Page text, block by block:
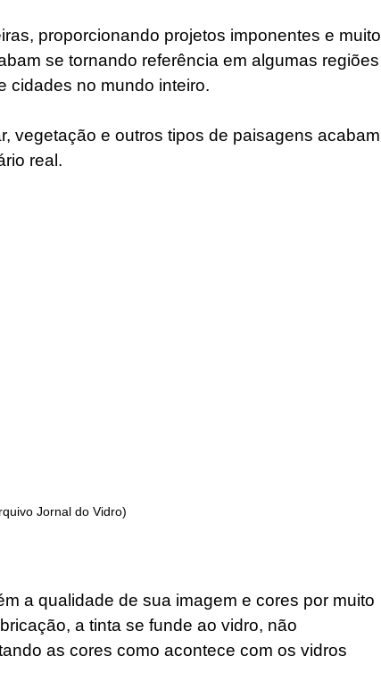
proporcionando projetos imponentes e muito
se tornando referência em algumas regiões
cidades no mundo inteiro.
vegetação e outros tipos de paisagens acabam
real.
Jornal do Vidro)
a qualidade de sua imagem e cores por muito
a tinta se funde ao vidro, não
as cores como acontece com os vidros